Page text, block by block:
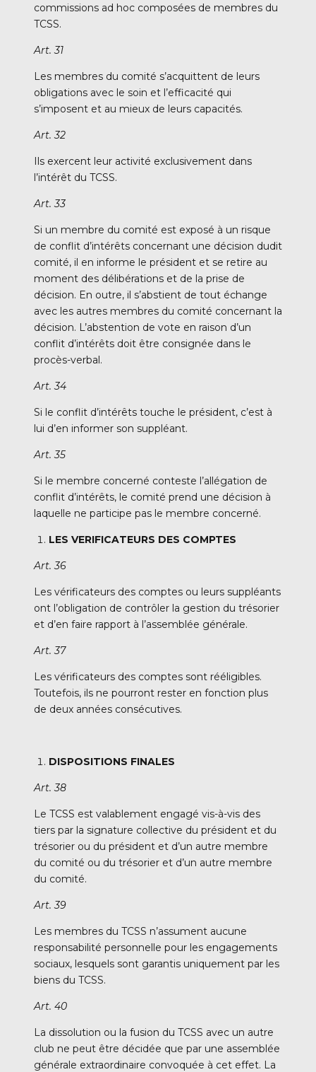
commissions ad hoc composées de membres du
TCSS.
Art. 31
Les membres du comité s’acquittent de leurs
obligations avec le soin et l’efficacité qui
s’imposent et au mieux de leurs capacités.
Art. 32
Ils exercent leur activité exclusivement dans
l’intérêt du TCSS.
Art. 33
Si un membre du comité est exposé à un risque
de conflit d’intérêts concernant une décision dudit
comité, il en informe le président et se retire au
moment des délibérations et de la prise de
décision. En outre, il s’abstient de tout échange
avec les autres membres du comité concernant la
décision. L’abstention de vote en raison d’un
conflit d’intérêts doit être consignée dans le
procès-verbal.
Art. 34
Si le conflit d’intérêts touche le président, c’est à
lui d’en informer son suppléant.
Art. 35
Si le membre concerné conteste l’allégation de
conflit d’intérêts, le comité prend une décision à
laquelle ne participe pas le membre concerné.
LES VERIFICATEURS DES COMPTES
Art. 36
Les vérificateurs des comptes ou leurs suppléants
ont l’obligation de contrôler la gestion du trésorier
et d’en faire rapport à l’assemblée générale.
Art. 37
Les vérificateurs des comptes sont rééligibles.
Toutefois, ils ne pourront rester en fonction plus
de deux années consécutives.
DISPOSITIONS FINALES
Art. 38
Le TCSS est valablement engagé vis-à-vis des
tiers par la signature collective du président et du
trésorier ou du président et d’un autre membre
du comité ou du trésorier et d’un autre membre
du comité.
Art. 39
Les membres du TCSS n’assument aucune
responsabilité personnelle pour les engagements
sociaux, lesquels sont garantis uniquement par les
biens du TCSS.
Art. 40
La dissolution ou la fusion du TCSS avec un autre
club ne peut être décidée que par une assemblée
générale extraordinaire convoquée à cet effet. La